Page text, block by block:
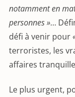
notamment en
personnes »…
défi à venir pour
terroristes, les
affaires
Le plus urgent,